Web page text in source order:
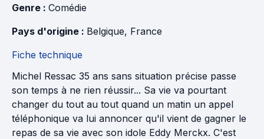
Genre : Comédie
Pays d'origine : Belgique, France
Fiche technique
Michel Ressac 35 ans sans situation précise passe
son temps à ne rien réussir... Sa vie va pourtant
changer du tout au tout quand un matin un appel
téléphonique va lui annoncer qu'il vient de gagner le
repas de sa vie avec son idole Eddy Merckx. C'est